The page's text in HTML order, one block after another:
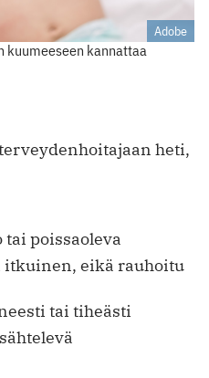
Adobe
kuumeeseen kannattaa
heti,
poissaoleva
eikä rauhoitu
tai tiheästi